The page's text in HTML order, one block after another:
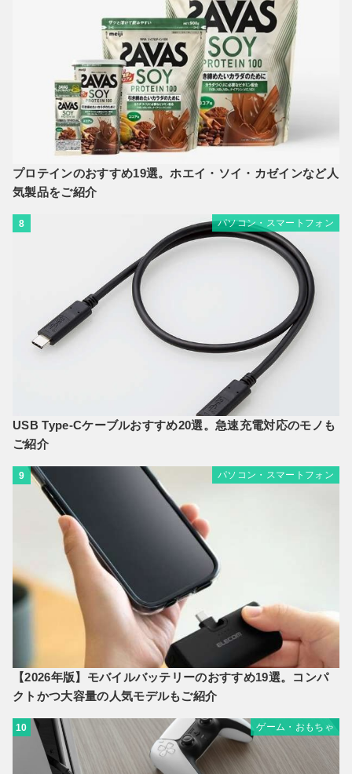
プロテインのおすすめ19選。ホエイ・ソイ・カゼインなど人
気製品をご紹介
8 パソコン・スマートフォン
USB Type-Cケーブルおすすめ20選。急速充電対応のモノも
ご紹介
9 パソコン・スマートフォン
【2026年版】モバイルバッテリーのおすすめ19選。コンパ
クトかつ大容量の人気モデルもご紹介
10 ゲーム・おもちゃ